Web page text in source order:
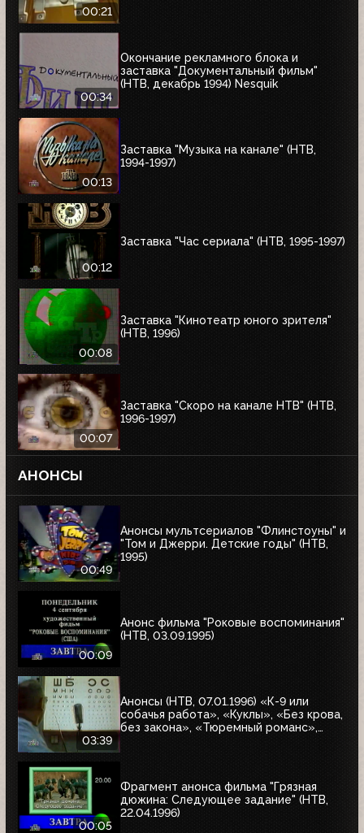
00:21
00:34
Окончание рекламного блока и
заставка "Документальный фильм"
(НТВ, декабрь 1994) Nesquik
00:13
Заставка "Музыка на канале" (НТВ,
1994-1997)
00:12
Заставка "Час сериала" (НТВ, 1995-1997)
00:08
Заставка "Кинотеатр юного зрителя"
(НТВ, 1996)
00:07
Заставка "Скоро на канале НТВ" (НТВ,
1996-1997)
АНОНСЫ
00:49
Анонсы мультсериалов "Флинстоуны" и
"Том и Джерри. Детские годы" (НТВ,
1995)
00:09
Анонс фильма "Роковые воспоминания"
(НТВ, 03.09.1995)
03:39
Анонсы (НТВ, 07.01.1996) «К-9 или
собачья работа», «Куклы», «Без крова,
без закона», «Тюремный романс»,
00:05
Фрагмент анонса фильма "Грязная
дюжина: Следующее задание" (НТВ,
22.04.1996)